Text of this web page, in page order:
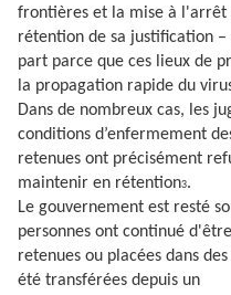
frontières et la mise à
rétention de sa justification –
part parce que ces lieux de
la propagation rapide du
Dans de nombreux cas, les
conditions d’enfermement
retenues ont précisément
maintenir en rétention3.
Le gouvernement est resté
personnes ont continué d'être
retenues ou placées dans
été transférées depuis un